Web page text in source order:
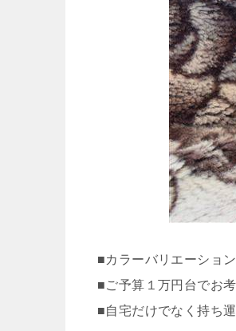
■カラーバリエーショ
■ご予算１万円台でお考
■自宅だけでなく持ち